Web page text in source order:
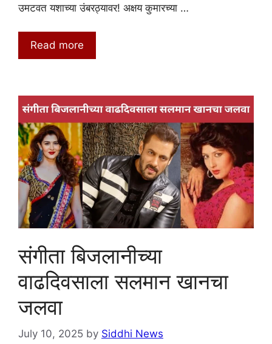
उमटवत यशाच्या उंबरठ्यावर! अक्षय कुमारच्या …
Read more
संगीता बिजलानीच्या
वाढदिवसाला सलमान खानचा
जलवा
July 10, 2025 by Siddhi News